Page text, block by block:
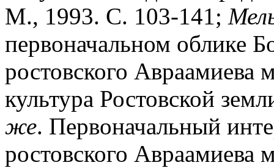
М., 1993. С. 103-141;
первоначальном облике
ростовского Авраамиева
культура Ростовской
же. Первоначальный
ростовского